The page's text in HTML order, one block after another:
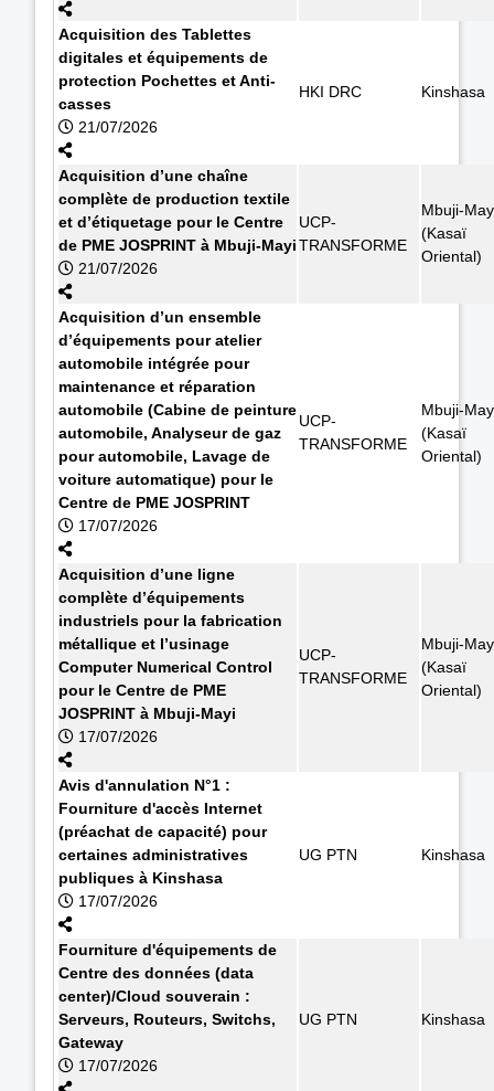
Acquisition des Tablettes
digitales et équipements de
protection Pochettes et Anti-
casses
21/07/2026
HKI DRC Kinshasa
Acquisition d’une chaîne
complète de production textile
et d’étiquetage pour le Centre
de PME JOSPRINT à Mbuji-Mayi
21/07/2026
UCP-
TRANSFORME
Mbuji-
(Kasaï
Oriental)
Acquisition d’un ensemble
d’équipements pour atelier
automobile intégrée pour
maintenance et réparation
automobile (Cabine de peinture
automobile, Analyseur de gaz
pour automobile, Lavage de
voiture automatique) pour le
Centre de PME JOSPRINT
17/07/2026
UCP-
TRANSFORME
Mbuji-
(Kasaï
Oriental)
Acquisition d’une ligne
complète d’équipements
industriels pour la fabrication
métallique et l’usinage
Computer Numerical Control
pour le Centre de PME
JOSPRINT à Mbuji-Mayi
17/07/2026
UCP-
TRANSFORME
Mbuji-
(Kasaï
Oriental)
Avis d'annulation N°1 :
Fourniture d'accès Internet
(préachat de capacité) pour
certaines administratives
publiques à Kinshasa
17/07/2026
UG PTN Kinshasa
Fourniture d'équipements de
Centre des données (data
center)/Cloud souverain :
Serveurs, Routeurs, Switchs,
Gateway
17/07/2026
UG PTN Kinshasa